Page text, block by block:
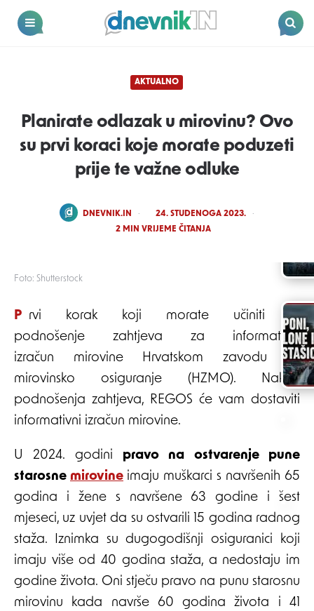
Dnevnik.in
Foto: Shutterstock
AKTUALNO
Planirate odlazak u mirovinu? Ovo
su prvi koraci koje morate poduzeti
prije te važne odluke
POSTED
DNEVNIK.IN
24. STUDENOGA 2023.
2 MIN VRIJEME ČITANJA
Prvi korak koji morate učiniti je
podnošenje zahtjeva za informativni
izračun mirovine Hrvatskom zavodu za
mirovinsko osiguranje (HZMO). Nakon
podnošenja zahtjeva, REGOS će vam dostaviti
informativni izračun mirovine.
U 2024. godini pravo na ostvarenje pune
starosne mirovine imaju muškarci s navršenih 65
godina i žene s navršene 63 godine i šest
mjeseci, uz uvjet da su ostvarili 15 godina radnog
staža. Iznimka su dugogodišnji osiguranici koji
imaju više od 40 godina staža, a nedostaju im
godine života. Oni stječu pravo na punu starosnu
mirovinu kada navrše 60 godina života i 41